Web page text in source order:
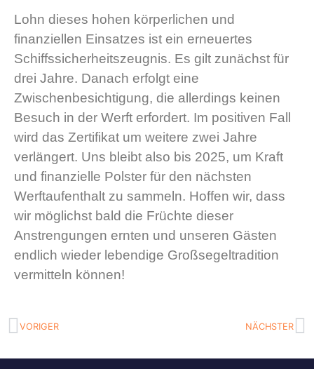
Lohn dieses hohen körperlichen und
finanziellen Einsatzes ist ein erneuertes
Schiffssicherheitszeugnis. Es gilt zunächst für
drei Jahre. Danach erfolgt eine
Zwischenbesichtigung, die allerdings keinen
Besuch in der Werft erfordert. Im positiven Fall
wird das Zertifikat um weitere zwei Jahre
verlängert. Uns bleibt also bis 2025, um Kraft
und finanzielle Polster für den nächsten
Werftaufenthalt zu sammeln. Hoffen wir, dass
wir möglichst bald die Früchte dieser
Anstrengungen ernten und unseren Gästen
endlich wieder lebendige Großsegeltradition
vermitteln können!
VORIGER NÄCHSTER